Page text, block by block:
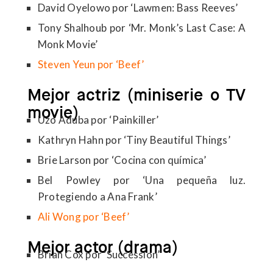
David Oyelowo por ‘Lawmen: Bass Reeves’
Tony Shalhoub por ‘Mr. Monk’s Last Case: A
Monk Movie’
Steven Yeun por ‘Beef’
Mejor actriz (miniserie o TV
movie)
Uzo Aduba por ‘Painkiller’
Kathryn Hahn por ‘Tiny Beautiful Things’
Brie Larson por ‘Cocina con química’
Bel Powley por ‘Una pequeña luz.
Protegiendo a Ana Frank’
Ali Wong por ‘Beef’
Mejor actor (drama)
Brian Cox por ‘Succession’